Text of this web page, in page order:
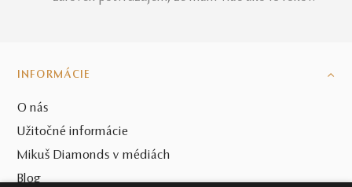
INFORMÁCIE
O nás
Užitočné informácie
Mikuš Diamonds v médiách
Blog